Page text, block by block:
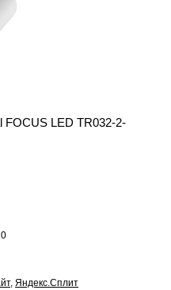
FOCUS LED TR032-2-
, Яндекс.Сплит